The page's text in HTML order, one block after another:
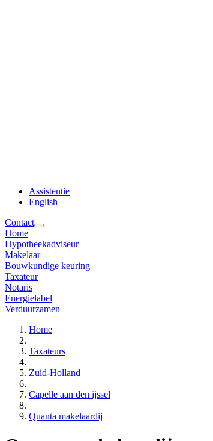
Assistentie
English
Contact
Home
Hypotheekadviseur
Makelaar
Bouwkundige keuring
Taxateur
Notaris
Energielabel
Verduurzamen
Home
Taxateurs
Zuid-Holland
Capelle aan den ijssel
Quanta makelaardij